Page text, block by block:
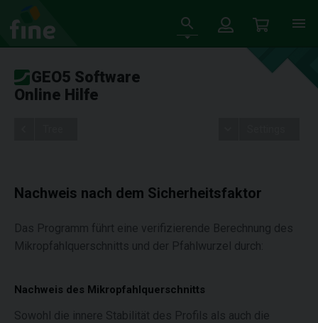
GEO5 Software
Online Hilfe
Nachweis nach dem Sicherheitsfaktor
Das Programm führt eine verifizierende Berechnung des
Mikropfahlquerschnitts und der Pfahlwurzel durch:
Nachweis des Mikropfahlquerschnitts
Sowohl die innere Stabilität des Profils als auch die